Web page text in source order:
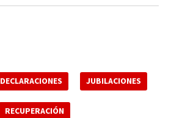
DECLARACIONES JUBILACIONES
RECUPERACIÓN